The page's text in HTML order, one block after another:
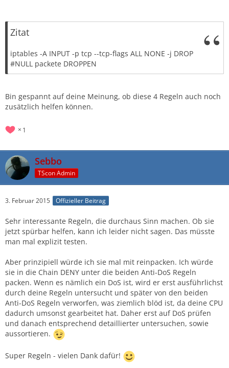
Zitat
iptables -A INPUT -p tcp --tcp-flags ALL NONE -j DROP
#NULL packete DROPPEN
Bin gespannt auf deine Meinung, ob diese 4 Regeln auch noch
zusätzlich helfen können.
1
Sebbo
TScon Admin
3. Februar 2015 Offizieller Beitrag
Sehr interessante Regeln, die durchaus Sinn machen. Ob sie
jetzt spürbar helfen, kann ich leider nicht sagen. Das müsste
man mal explizit testen.
Aber prinzipiell würde ich sie mal mit reinpacken. Ich würde
sie in die Chain DENY unter die beiden Anti-DoS Regeln
packen. Wenn es nämlich ein DoS ist, wird er erst ausführlichst
durch deine Regeln untersucht und später von den beiden
Anti-DoS Regeln verworfen, was ziemlich blöd ist, da deine CPU
dadurch umsonst gearbeitet hat. Daher erst auf DoS prüfen
und danach entsprechend detaillierter untersuchen, sowie
aussortieren.
Super Regeln - vielen Dank dafür!